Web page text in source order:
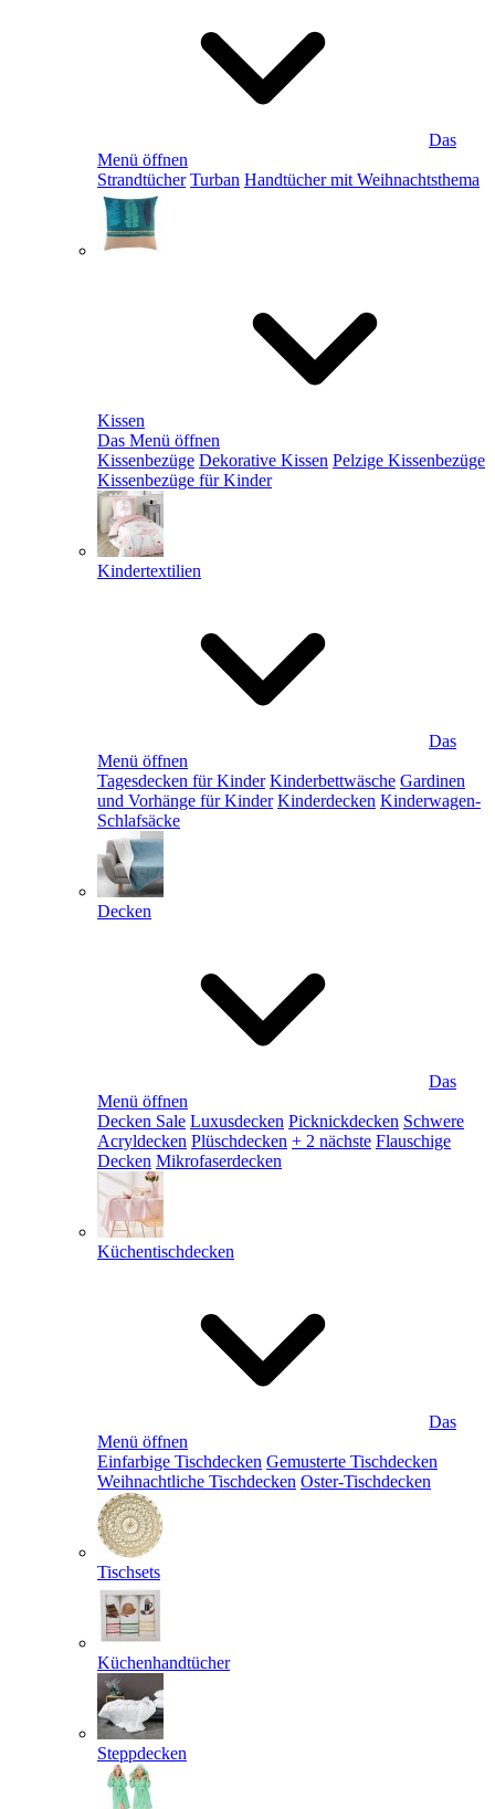
Das
Menü öffnen
Strandtücher Turban Handtücher mit Weihnachtsthema
Kissen
Das Menü öffnen
Kissenbezüge Dekorative Kissen Pelzige Kissenbezüge
Kissenbezüge für Kinder
Kindertextilien
Das
Menü öffnen
Tagesdecken für Kinder Kinderbettwäsche Gardinen
und Vorhänge für Kinder Kinderdecken Kinderwagen-
Schlafsäcke
Decken
Das
Menü öffnen
Decken Sale Luxusdecken Picknickdecken Schwere
Acryldecken Plüschdecken + 2 nächste Flauschige
Decken Mikrofaserdecken
Küchentischdecken
Das
Menü öffnen
Einfarbige Tischdecken Gemusterte Tischdecken
Weihnachtliche Tischdecken Oster-Tischdecken
Tischsets
Küchenhandtücher
Steppdecken